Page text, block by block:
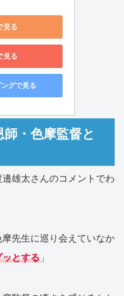
見る
見る
グで見る
・色摩監督と
雄太さんのコメントでわ
摩先生に巡り会えていなか
ッとする 」